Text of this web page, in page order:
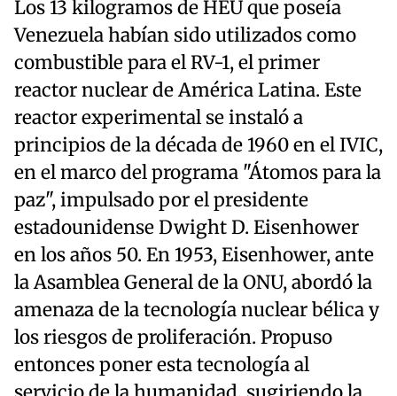
Los 13 kilogramos de HEU que poseía
Venezuela habían sido utilizados como
combustible para el RV-1, el primer
reactor nuclear de América Latina. Este
reactor experimental se instaló a
principios de la década de 1960 en el IVIC,
en el marco del programa "Átomos para la
paz", impulsado por el presidente
estadounidense Dwight D. Eisenhower
en los años 50. En 1953, Eisenhower, ante
la Asamblea General de la ONU, abordó la
amenaza de la tecnología nuclear bélica y
los riesgos de proliferación. Propuso
entonces poner esta tecnología al